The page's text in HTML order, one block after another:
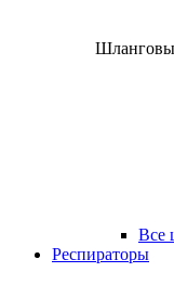
Все
Респираторы